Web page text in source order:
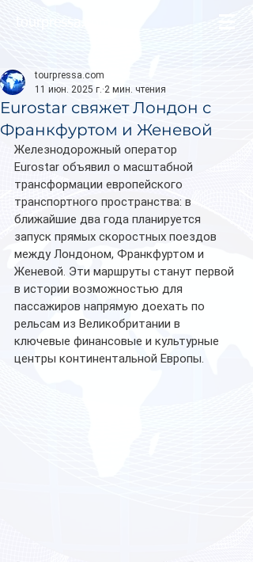
Eurostar свяжет Лондон с
Франкфуртом и Женевой
tourpressa.com
11 июн. 2025 г. 2 мин. чтения
Железнодорожный оператор
Eurostar объявил о масштабной
трансформации европейского
транспортного пространства: в
ближайшие два года планируется
запуск прямых скоростных поездов
между Лондоном, Франкфуртом и
Женевой. Эти маршруты станут первой
в истории возможностью для
пассажиров напрямую доехать по
рельсам из Великобритании в
ключевые финансовые и культурные
центры континентальной Европы.